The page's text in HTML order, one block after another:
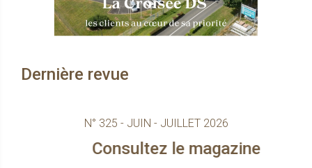
Dernière revue
N° 325 - JUIN - JUILLET 2026
Consultez le magazine